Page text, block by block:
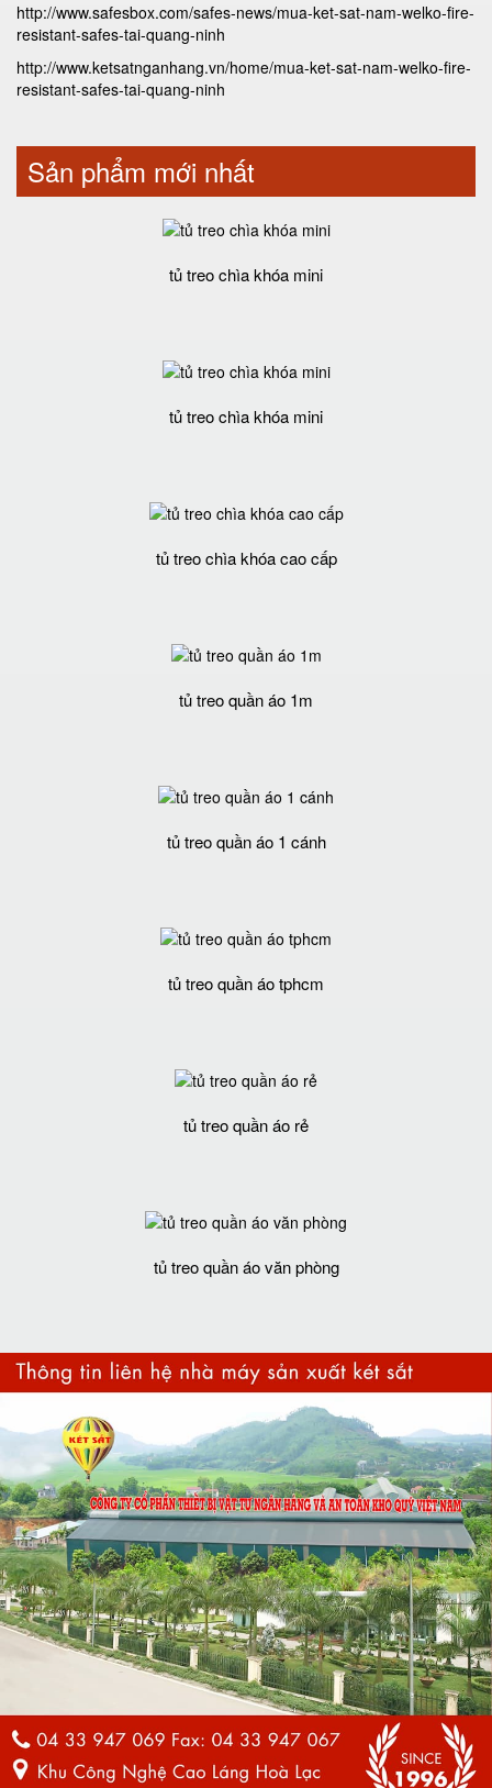
http://www.safesbox.com/safes-news/mua-ket-sat-nam-welko-fire-
resistant-safes-tai-quang-ninh
http://www.ketsatnganhang.vn/home/mua-ket-sat-nam-welko-fire-
resistant-safes-tai-quang-ninh
Sản phẩm mới nhất
tủ treo chìa khóa mini
tủ treo chìa khóa mini
tủ treo chìa khóa cao cấp
tủ treo quần áo 1m
tủ treo quần áo 1 cánh
tủ treo quần áo tphcm
tủ treo quần áo rẻ
tủ treo quần áo văn phòng